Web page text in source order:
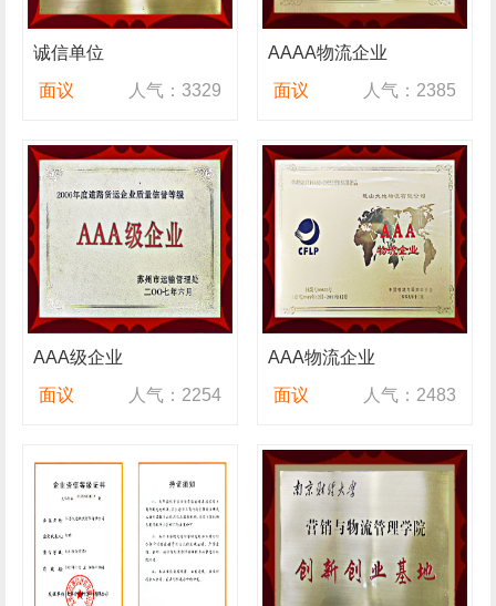
诚信单位
人气：3329
面议
AAAA物流企业
人气：2385
面议
AAA级企业
人气：2254
面议
AAA物流企业
人气：2483
面议